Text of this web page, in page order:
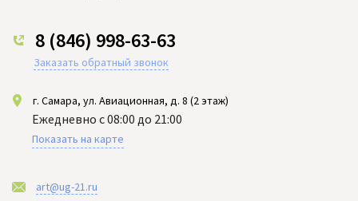
8 (846) 998-63-63
Заказать обратный звонок
г. Самара, ул. Авиационная, д. 8 (2 этаж)
Ежедневно с 08:00 до 21:00
Показать на карте
art@ug-21.ru